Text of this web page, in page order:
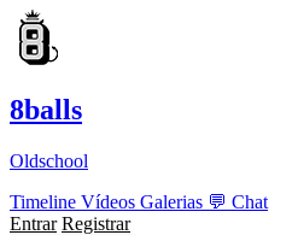
8balls
Oldschool
Timeline Vídeos Galerias 💬 Chat
Entrar Registrar